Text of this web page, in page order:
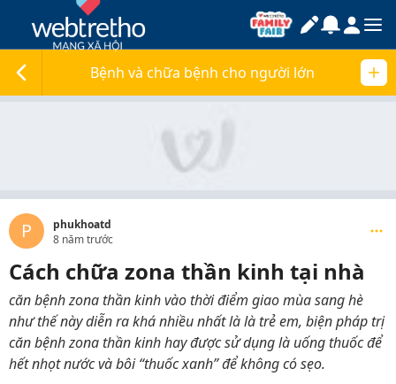
Bệnh và chữa bệnh cho người lớn
P
phukhoatd
8 năm trước
Cách chữa zona thần kinh tại nhà
căn bệnh zona thần kinh vào thời điểm giao mùa sang hè
như thế này diễn ra khá nhiều nhất là là trẻ em, biện pháp trị
căn bệnh zona thần kinh hay được sử dụng là uống thuốc để
hết nhọt nước và bôi “thuốc xanh” để không có sẹo.